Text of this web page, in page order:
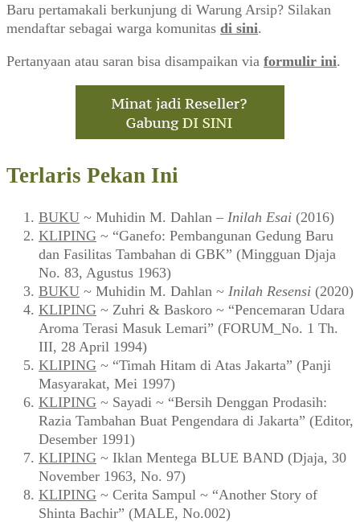
Baru pertamakali berkunjung di Warung Arsip? Silakan
mendaftar sebagai warga komunitas di sini.
Pertanyaan atau saran bisa disampaikan via formulir ini.
Terlaris Pekan Ini
BUKU ~ Muhidin M. Dahlan – Inilah Esai (2016)
KLIPING ~ “Ganefo: Pembangunan Gedung Baru
dan Fasilitas Tambahan di GBK” (Mingguan Djaja
No. 83, Agustus 1963)
BUKU ~ Muhidin M. Dahlan ~ Inilah Resensi (2020)
KLIPING ~ Zuhri & Baskoro ~ “Pencemaran Udara
Aroma Terasi Masuk Lemari” (FORUM_No. 1 Th.
III, 28 April 1994)
KLIPING ~ “Timah Hitam di Atas Jakarta” (Panji
Masyarakat, Mei 1997)
KLIPING ~ Sayadi ~ “Bersih Denggan Prodasih:
Razia Tambahan Buat Pengendara di Jakarta” (Editor,
Desember 1991)
KLIPING ~ Iklan Mentega BLUE BAND (Djaja, 30
November 1963, No. 97)
KLIPING ~ Cerita Sampul ~ “Another Story of
Shinta Bachir” (MALE, No.002)